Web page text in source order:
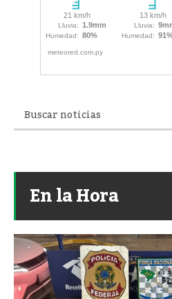
En la Hora